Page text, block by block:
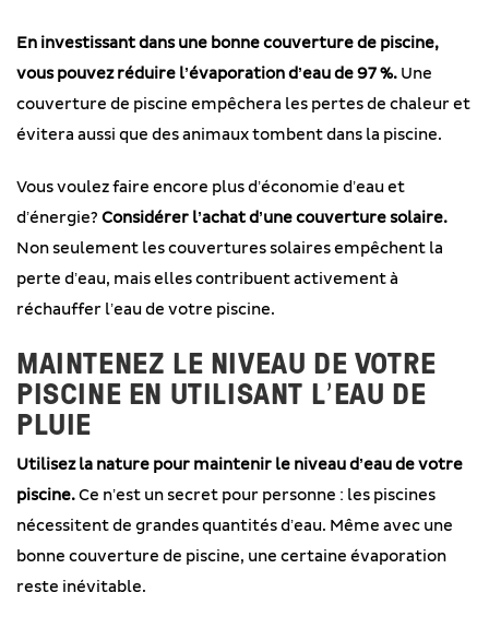
En investissant dans une bonne couverture de piscine,
vous pouvez réduire l’évaporation d’eau de 97 %. Une
couverture de piscine empêchera les pertes de chaleur et
évitera aussi que des animaux tombent dans la piscine.
Vous voulez faire encore plus d’économie d’eau et
d’énergie? Considérer l’achat d’une couverture solaire.
Non seulement les couvertures solaires empêchent la
perte d’eau, mais elles contribuent activement à
réchauffer l’eau de votre piscine.
MAINTENEZ LE NIVEAU DE VOTRE
PISCINE EN UTILISANT L’EAU DE
PLUIE
Utilisez la nature pour maintenir le niveau d’eau de votre
piscine.Ce n’est un secret pour personne : les piscines
nécessitent de grandes quantités d’eau. Même avec une
bonne couverture de piscine, une certaine évaporation
reste inévitable.